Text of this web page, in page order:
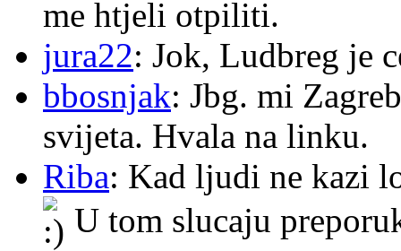
me htjeli otpiliti.
jura22: Jok, Ludbreg je
bbosnjak: Jbg. mi
svijeta. Hvala na linku.
Riba: Kad ljudi ne kazi
U tom slucaju